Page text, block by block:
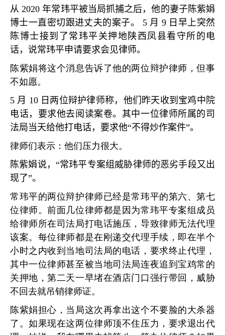
从 2020年常玮平被当局抓捕之后，他的妻子陈紫娟
博士一直密切跟进丈夫的案子。
5 月 9 日早上突然
陈博士接到了常玮平关押地陕西凤县看守所的电
话，说常玮平申请要求会见律师。
陈紫娟将这个消息告诉了他的两位辩护律师，但事
不如愿。
5 月 10 日两位辩护律师称，他们昨天收到宝鸡中院
电话，要求他去阅读案卷。其中一位律师所属的司
法局当天给他打电话，要求他“不得炒作案件”。
律师们表示：他们压力很大。
陈紫娟说， “常玮平专案组威胁律师的恶劣手段又出
现了”。
常玮平的两位辩护律师已经是常玮平的第六、第七
位律师。前面几位律师都是因为常玮平专案组成员
给律师所在司法局打电话施压，导致律师无法代理
该案。每位律师都是在刚递交代理手续，即在半个
小时之内收到当地司法局的电话，要求终止代理，
其中一位律师甚至被当地司法局连夜追到宝鸡常的
关押地，第二天一早堵在酒店门口强行带回，威胁
不回去就吊销律师证。
陈紫娟担心，当局这次再拿出这个不要脸的大杀器
了。如果现在这两位律师顶不住压力，要求退出代